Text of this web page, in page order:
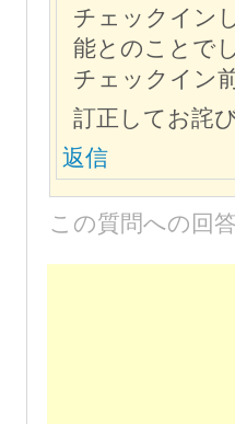
チェックイン
能とのことで
チェックイン
訂正してお詫
返信
この質問への回